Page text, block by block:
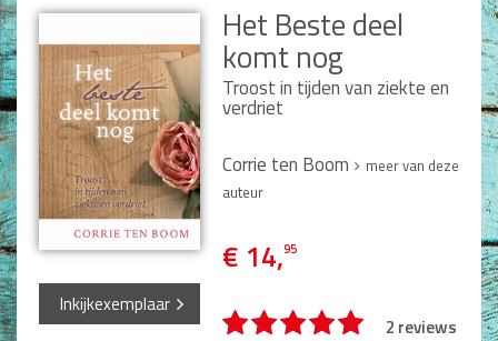
Alle producten
Man / Vrouw
Man
Vrouw
Alle producten
Seksualiteit
Jongerenboeken
Inkijkexemplaar
Het Beste deel
komt nog
Troost in tijden van ziekte en
verdriet
Corrie ten Boom
meer van deze
auteur
€ 14,95
2 reviews